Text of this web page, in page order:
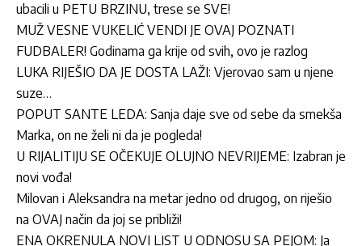
ubacili u PETU BRZINU, trese se SVE!
MUŽ VESNE VUKELIĆ VENDI JE OVAJ POZNATI
FUDBALER! Godinama ga krije od svih, ovo je razlog
LUKA RIJEŠIO DA JE DOSTA LAŽI: Vjerovao sam u njene
suze…
POPUT SANTE LEDA: Sanja daje sve od sebe da smekša
Marka, on ne želi ni da je pogleda!
U RIJALITIJU SE OČEKUJE OLUJNO NEVRIJEME: Izabran je
novi vođa!
Milovan i Aleksandra na metar jedno od drugog, on riješio
na OVAJ način da joj se približi!
ENA OKRENULA NOVI LIST U ODNOSU SA PEJOM: Ja